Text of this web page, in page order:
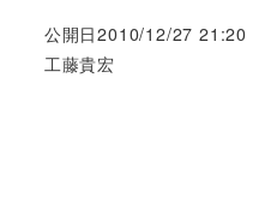
公開日2010/12/27 21:20
著
工藤貴宏